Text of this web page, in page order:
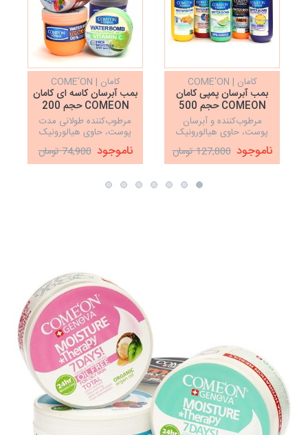
کامان | COME'ON
بمب آبرسان پمپی کامان
COMEON حجم 500
میلی‌لیتر
مرطوب‌کننده و آبرسان
پوست، حاوی هیالورونیک
ضد پیری و چین و چروک،
جوانسازی پوست
ناموجود 127,800 تومان
کامان | COME'ON
بمب آبرسان کاسه ای کامان
COMEON حجم 200
میلی‌لیتر
مرطوب‌کننده طولانی مدت
پوست، حاوی هیالورونیک
ناموجود 74,900 تومان